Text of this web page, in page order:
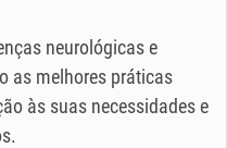
neurológicas e
as melhores práticas
às suas necessidades e